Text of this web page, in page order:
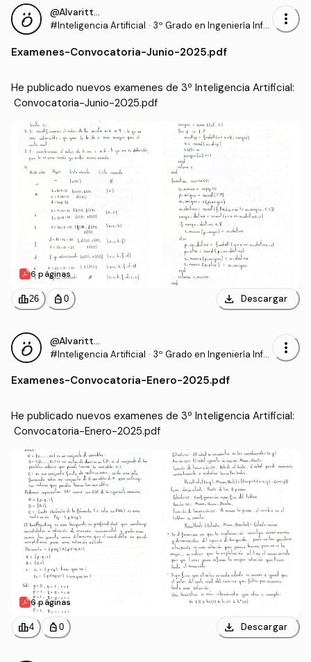
@Alvaritto_hj
#Inteligencia Artificial · 3º Grado en Ingeniería Infor
ware (US)
more_vert
Examenes-Convocatoria-Junio-2025.pdf
He publicado nuevos examenes de 3º Inteligencia Artificial:
Convocatoria-Junio-2025.pdf
6 páginas
leaderboard26 personal_bag 0 download Descargar
@Alvaritto_hj
#Inteligencia Artificial · 3º Grado en Ingeniería Infor
ware (US)
more_vert
Examenes-Convocatoria-Enero-2025.pdf
He publicado nuevos examenes de 3º Inteligencia Artificial:
Convocatoria-Enero-2025.pdf
6 páginas
leaderboard4 personal_bag 0 download Descargar